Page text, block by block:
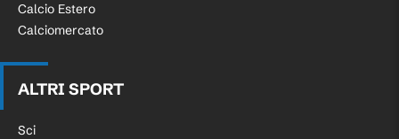
Calcio Estero
Calciomercato
ALTRI SPORT
Sci